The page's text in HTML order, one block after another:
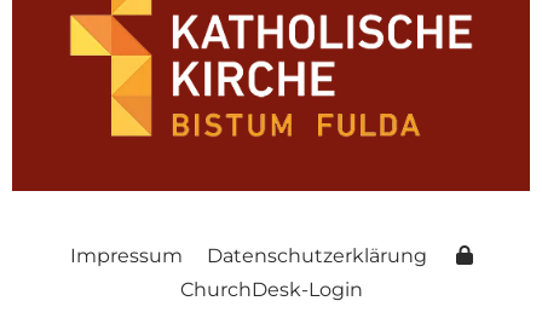
Impressum
Datenschutzerklärung
ChurchDesk-Login